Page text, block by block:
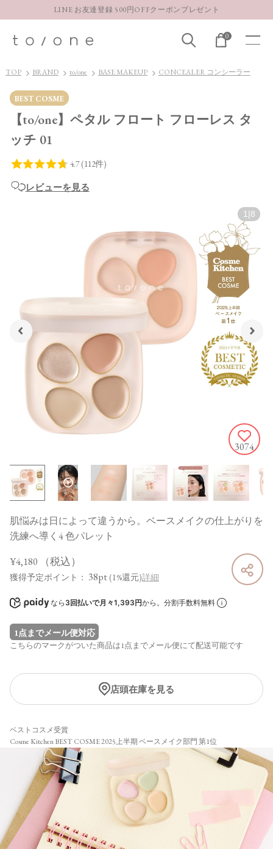
LINE お友達登録 500円OFFクーポンプレゼント
お得な定期購入コースはこちら
LINE お友達登録 500円OFFクーポンプレゼント
0
TOP BRAND to/one BASE MAKEUP CONCEALER コンシーラー
BEST COSME
【to/one】ペタル フロート フローレス タ
ッチ 01
レビューを見る
1 | 8
3074
肌悩みは日によって違うから。ベースメイクの仕上がりを
洗練へ導く4 色パレット
¥4,180 （税込）
獲得予定ポイント： 38pt (1%還元)詳細
なら 3回払いで月々1,393円から。分割手数料無料
1点までメール便対応
こちらのマークがついた商品は1点までメール便にて配送可能です
店頭在庫を見る
ベストコスメ受賞
Cosme Kitchen BEST COSME 2025上半期 ベースメイク部門 第1位